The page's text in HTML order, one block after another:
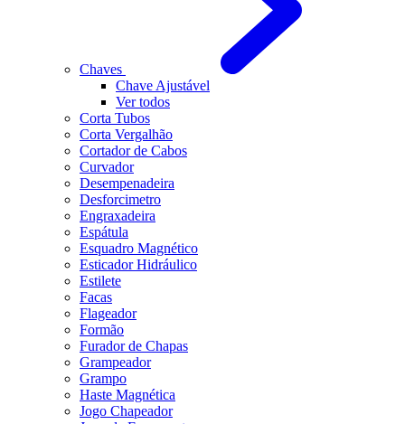
Chaves
Chave Ajustável
Ver todos
Corta Tubos
Corta Vergalhão
Cortador de Cabos
Curvador
Desempenadeira
Desforcimetro
Engraxadeira
Espátula
Esquadro Magnético
Esticador Hidráulico
Estilete
Facas
Flageador
Formão
Furador de Chapas
Grampeador
Grampo
Haste Magnética
Jogo Chapeador